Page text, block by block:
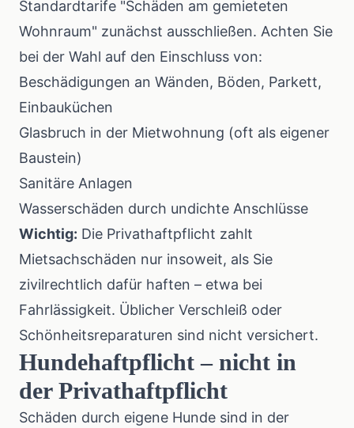
Standardtarife "Schäden am gemieteten
Wohnraum" zunächst ausschließen. Achten Sie
bei der Wahl auf den Einschluss von:
Beschädigungen an Wänden, Böden, Parkett,
Einbauküchen
Glasbruch in der Mietwohnung (oft als eigener
Baustein)
Sanitäre Anlagen
Wasserschäden durch undichte Anschlüsse
Wichtig: Die Privathaftpflicht zahlt
Mietsachschäden nur insoweit, als Sie
zivilrechtlich dafür haften – etwa bei
Fahrlässigkeit. Üblicher Verschleiß oder
Schönheitsreparaturen sind nicht versichert.
Hundehaftpflicht – nicht in
der Privathaftpflicht
Schäden durch eigene Hunde sind in der